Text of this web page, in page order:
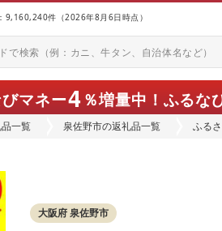
9,160,240件（2026年8月6日時点）
マネー4％増量中！ ふるな
一覧 泉佐野市の返礼品一覧 ふる
大阪府 泉佐野市